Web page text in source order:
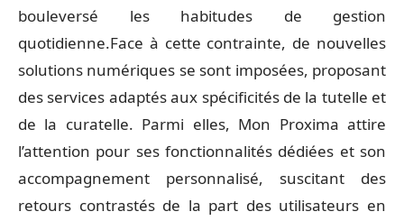
bouleversé les habitudes de gestion
quotidienne.Face à cette contrainte, de nouvelles
solutions numériques se sont imposées, proposant
des services adaptés aux spécificités de la tutelle et
de la curatelle. Parmi elles, Mon Proxima attire
l’attention pour ses fonctionnalités dédiées et son
accompagnement personnalisé, suscitant des
retours contrastés de la part des utilisateurs en